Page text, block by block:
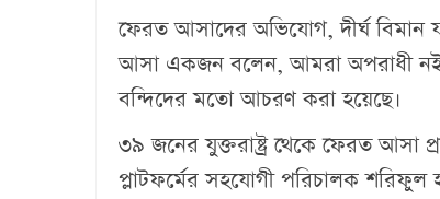
ফেরত আসাদের অভিযোগ, দীর্ঘ বিমান
আসা একজন বলেন, আমরা অপরাধী নই,
বন্দিদের মতো আচরণ করা হয়েছে।
৩৯ জনের যুক্তরাষ্ট্র থেকে ফেরত আসা
প্লাটফর্মের সহযোগী পরিচালক শরিফুল